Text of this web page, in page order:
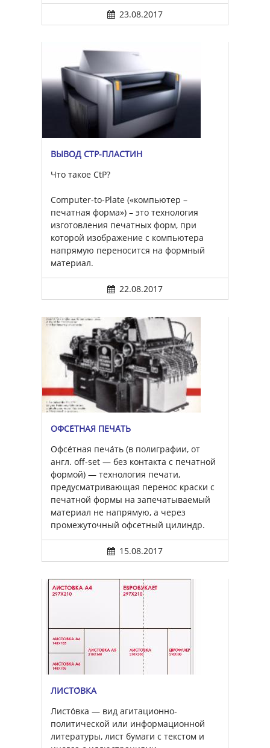
23.08.2017
ВЫВОД CTP-ПЛАСТИН
Что такое CtP?
Computer-to-Plate («компьютер –
печатная форма») – это технология
изготовления печатных форм, при
которой изображение с компьютера
напрямую переносится на формный
материал.
22.08.2017
ОФСЕ́ТНАЯ ПЕЧА́ТЬ
Офсе́тная печа́ть (в полиграфии, от
англ. off-set — без контакта с печатной
формой) — технология печати,
предусматривающая перенос краски с
печатной формы на запечатываемый
материал не напрямую, а через
промежуточный офсетный цилиндр.
15.08.2017
ЛИСТО́ВКА
Листо́вка — вид агитационно-
политической или информационной
литературы, лист бумаги с текстом и